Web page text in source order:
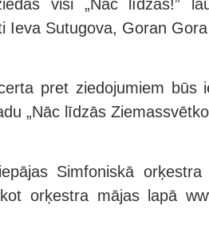
visi „Nāc līdzās!”
Ieva Sutugova, Goran
pret ziedojumiem būs
„Nāc līdzās
Simfoniskā
orķestra mājas lapā